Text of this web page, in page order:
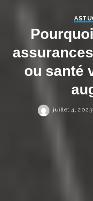
ou santé
juillet 4, 2023